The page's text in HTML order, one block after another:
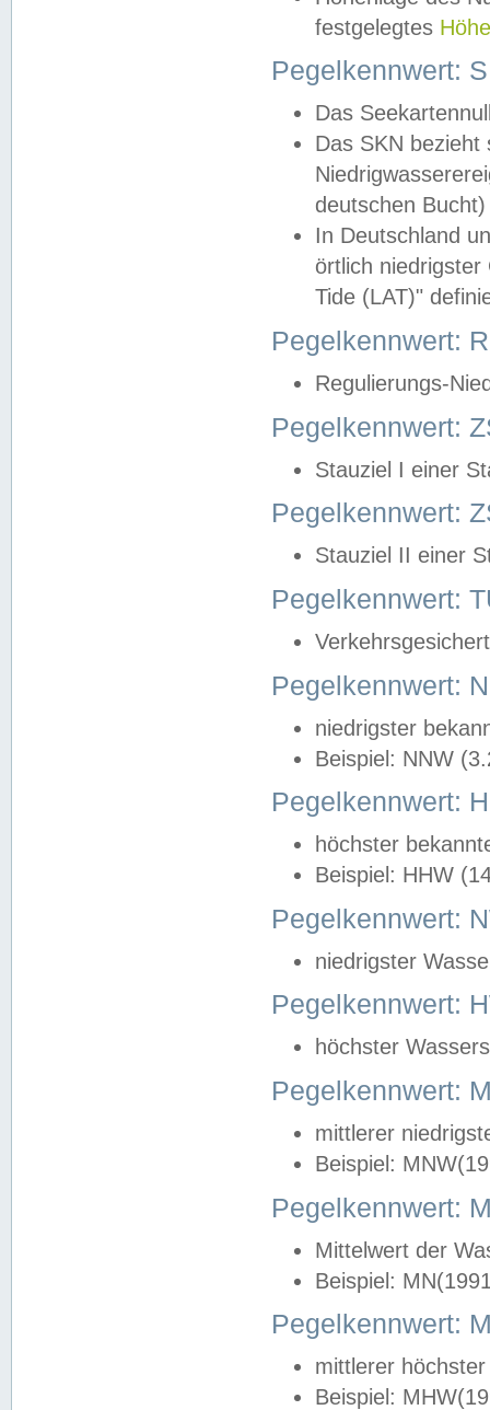
festgelegtes
Pegelkennwert:
Das
Das SKN
deutschen
In Deutschland
örtlich
Tide (LAT)"
Pegelkennwert:
Regulierungs-
Pegelkennwert:
Stauziel I einer
Pegelkennwert:
Stauziel II einer
Pegelkennwert:
Pegelkennwert:
niedrigster
Beispiel: NNW
Pegelkennwert:
höchster
Beispiel: HHW
Pegelkennwert:
niedrigster
Pegelkennwert:
höchster
Pegelkennwert:
mittlerer
Beispiel:
Pegelkennwert:
Mittelwert der
Beispiel:
Pegelkennwert:
mittlerer
Beispiel: